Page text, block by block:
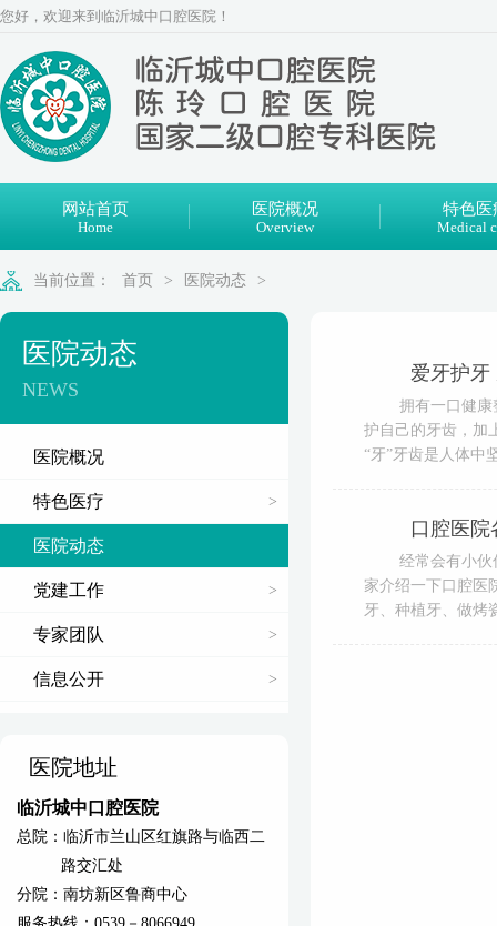
您好，欢迎来到临沂城中口腔医院！
网站首页
Home
医院概况
Overview
特色医
Medical
当前位置： 首页 > 医院动态 >
医院动态
NEWS
医院概况
特色医疗
医院动态
党建工作
专家团队
信息公开
医院地址
临沂城中口腔医院
总院：临沂市兰山区红旗路与临西二
路交汇处
分院：南坊新区鲁商中心
爱牙护牙
拥有一口健
护自己的牙齿，加
“牙”牙齿是人体中
口腔医
经常会有小
家介绍一下口腔医
牙、种植牙、做烤